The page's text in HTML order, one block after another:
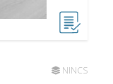
NINCS